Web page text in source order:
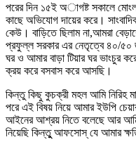
পরের দিন ১৫ই অাগষ্ট সকালে
কাছে অভিযোগ দায়ের করে।
কেউ। বাড়িতে ছিলাম না,আমরা
প্রফুল্ল সরকার এর নেতৃত্বে ৪০/৫০ জন
ঘর ও আমার বাড়া টিয়ার ঘর ভাংচুর
ক্রয় করে বসবাস করে আসছি।
কিন্তু কিছু কুচক্রী মহল আমি নিরিহ
পরে এই বিষয় নিয়ে আমার ইউপি
আইনের আশ্রয় নিতে বলেছে আর
নিয়েছি কিন্তুু আফসোস্ যে আমার